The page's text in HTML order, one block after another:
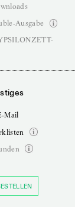
Ausgabe
Mail